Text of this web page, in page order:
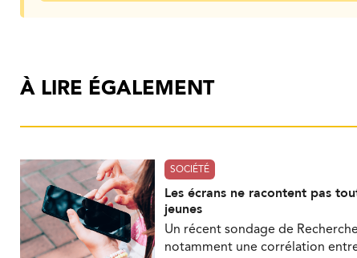
À LIRE ÉGALEMENT
SOCIÉTÉ
Les écrans ne racontent pas
jeunes
Un récent sondage de
notamment une corrélation